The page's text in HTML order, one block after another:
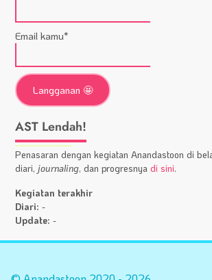
Email kamu*
AST Lendah!
Penasaran dengan kegiatan Anandastoon di
diari, journaling, dan progresnyadi sini.
Kegiatan terakhir
Diari:-
Update:-
Statistik